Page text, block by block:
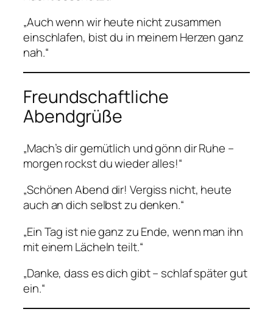
„Auch wenn wir heute nicht zusammen
einschlafen, bist du in meinem Herzen ganz
nah.“
Freundschaftliche
Abendgrüße
„Mach’s dir gemütlich und gönn dir Ruhe –
morgen rockst du wieder alles!“
„Schönen Abend dir! Vergiss nicht, heute
auch an dich selbst zu denken.“
„Ein Tag ist nie ganz zu Ende, wenn man ihn
mit einem Lächeln teilt.“
„Danke, dass es dich gibt – schlaf später gut
ein.“